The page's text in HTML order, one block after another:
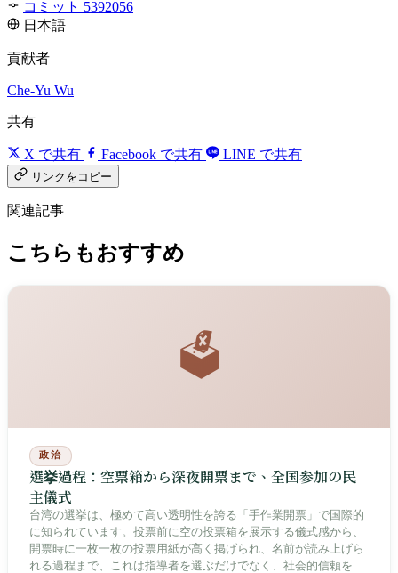
コミット 5392056
日本語
貢献者
Che-Yu Wu
共有
X で共有 Facebook で共有 LINE で共有
リンクをコピー
関連記事
こちらもおすすめ
🗳️
政治
選挙過程：空票箱から深夜開票まで、全国参加の民
主儀式
台湾の選挙は、極めて高い透明性を誇る「手作業開票」で国際的
に知られています。投票前に空の投票箱を展示する儀式感から、
開票時に一枚一枚の投票用紙が高く掲げられ、名前が読み上げら
れる過程まで、これは指導者を選ぶだけでなく、社会的信頼を築